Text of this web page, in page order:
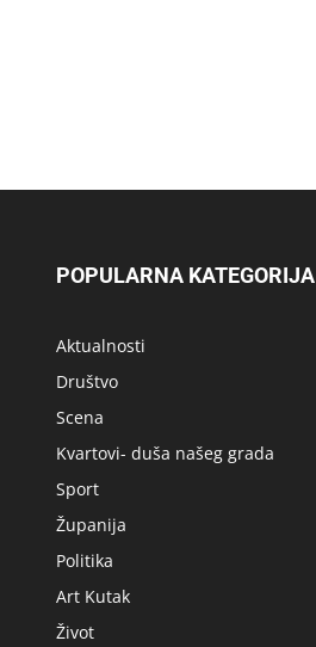
POPULARNA KATEGORIJA
Aktualnosti
Društvo
Scena
Kvartovi- duša našeg grada
Sport
Županija
Politika
Art Kutak
Život